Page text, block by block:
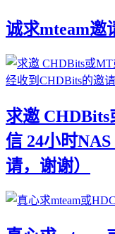
诚求mteam邀
求邀
信 24小时
请，谢谢）